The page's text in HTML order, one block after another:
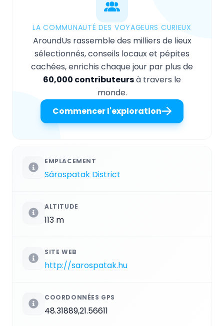
LA COMMUNAUTÉ DES VOYAGEURS CURIEUX
AroundUs rassemble des milliers de lieux
sélectionnés, conseils locaux et pépites
cachées, enrichis chaque jour par plus de
60,000 contributeursà travers le
monde.
Commencer l'exploration
EMPLACEMENT
Sárospatak District
ALTITUDE
113 m
SITE WEB
http://sarospatak.hu
COORDONNÉES GPS
48.31889,21.56611